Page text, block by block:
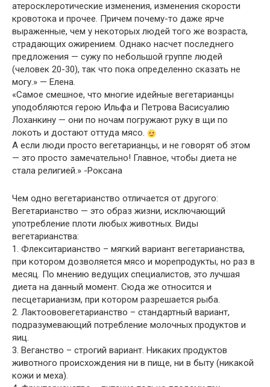
атеросклеротические изменения, изменения скорости
кровотока и прочее. Причем почему-то даже ярче
выраженные, чем у некоторых людей того же возраста,
страдающих ожирением. Однако насчет последнего
предложения — сужу по небольшой группе людей
(человек 20-30), так что пока определенно сказать не
могу.» — Елена.
«Самое смешное, что многие идейные вегетарианцы
уподобляются герою Ильфа и Петрова Васисуалию
Лоханкину — они по ночам погружают руку в щи по
локоть и достают оттуда мясо.
А если люди просто вегетарианцы, и не говорят об этом
— это просто замечательно! Главное, чтобы диета не
стала религией.» -Роксана
Чем одно вегетарианство отличается от другого:
Вегетарианство — это образ жизни, исключающий
употребление плоти любых животных. Виды
вегетарианства:
1. Флекситарианство – мягкий вариант вегетарианства,
при котором дозволяется мясо и морепродукты, но раз в
месяц. По мнению ведущих специалистов, это лучшая
диета на данный момент. Сюда же относится и
песцетарианизм, при котором разрешается рыба.
2. Лактоововегетарианство – стандартный вариант,
подразумевающий потребление молочных продуктов и
яиц.
3. Веганство – строгий вариант. Никаких продуктов
животного происхождения ни в пище, ни в быту (никакой
кожи и меха).